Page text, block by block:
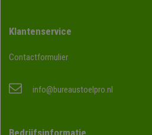
Klantenservice
Contactformulier
info@bureaustoelpro.nl